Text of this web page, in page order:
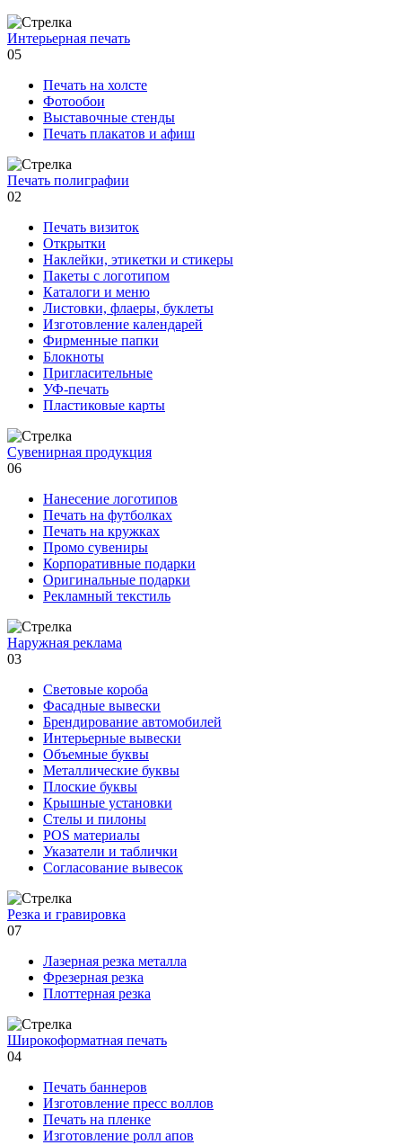
Интерьерная печать
05
Печать на холсте
Фотообои
Выставочные стенды
Печать плакатов и афиш
Печать полиграфии
02
Печать визиток
Открытки
Наклейки, этикетки и стикеры
Пакеты с логотипом
Каталоги и меню
Листовки, флаеры, буклеты
Изготовление календарей
Фирменные папки
Блокноты
Пригласительные
УФ-печать
Пластиковые карты
Сувенирная продукция
06
Нанесение логотипов
Печать на футболках
Печать на кружках
Промо сувениры
Корпоративные подарки
Оригинальные подарки
Рекламный текстиль
Наружная реклама
03
Световые короба
Фасадные вывески
Брендирование автомобилей
Интерьерные вывески
Объемные буквы
Металлические буквы
Плоские буквы
Крышные установки
Стелы и пилоны
POS материалы
Указатели и таблички
Согласование вывесок
Резка и гравировка
07
Лазерная резка металла
Фрезерная резка
Плоттерная резка
Широкоформатная печать
04
Печать баннеров
Изготовление пресс воллов
Печать на пленке
Изготовление ролл апов